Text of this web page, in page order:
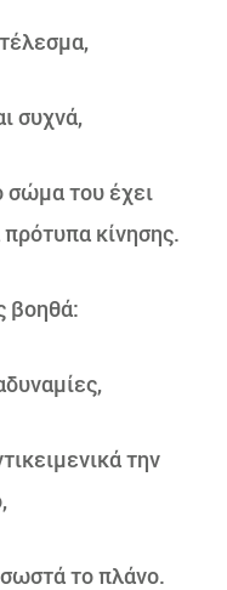
συχνά,
σώμα του έχει
κίνησης.
βοηθά:
την
το πλάνο.